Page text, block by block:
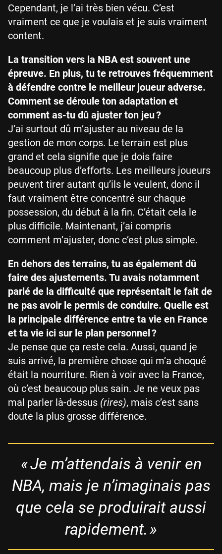
Cependant, je l’ai très bien vécu. C’est
vraiment ce que je voulais et je suis vraiment
content.
La transition vers la NBA est souvent une
épreuve. En plus, tu te retrouves fréquemment
à défendre contre le meilleur joueur adverse.
Comment se déroule ton adaptation et
comment as-tu dû ajuster ton jeu ?
J’ai surtout dû m’ajuster au niveau de la
gestion de mon corps. Le terrain est plus
grand et cela signifie que je dois faire
beaucoup plus d’efforts. Les meilleurs joueurs
peuvent tirer autant qu’ils le veulent, donc il
faut vraiment être concentré sur chaque
possession, du début à la fin. C’était cela le
plus difficile. Maintenant, j’ai compris
comment m’ajuster, donc c’est plus simple.
En dehors des terrains, tu as également dû
faire des ajustements. Tu avais notamment
parlé de la difficulté que représentait le fait de
ne pas avoir le permis de conduire. Quelle est
la principale différence entre ta vie en France
et ta vie ici sur le plan personnel ?
Je pense que ça reste cela. Aussi, quand je
suis arrivé, la première chose qui m’a choqué
était la nourriture. Rien à voir avec la France,
où c’est beaucoup plus sain. Je ne veux pas
mal parler là-dessus (rires), mais c’est sans
doute la plus grosse différence.
« Je m’attendais à venir en
NBA, mais je n’imaginais pas
que cela se produirait aussi
rapidement. »